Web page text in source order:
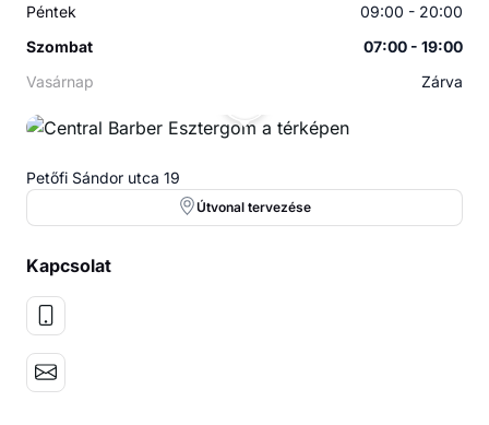
Péntek
09:00 - 20:00
Szombat
07:00 - 19:00
Vasárnap
Zárva
Petőfi Sándor utca 19
Útvonal tervezése
Kapcsolat